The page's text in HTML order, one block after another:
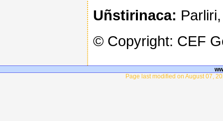
Uñstirinaca:
© Copyright: CEF
Page last modified on August 07,